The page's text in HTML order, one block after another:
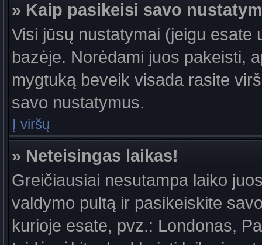
» Kaip pasikeisi savo
Visi jūsų nustatymai (jeigu
bazėje. Norėdami juos pakeisti,
mygtuką beveik visada rasite
savo nustatymus.
Į viršų
» Neteisingas laikas!
Greičiausiai nesutampa laiko
valdymo pultą ir pasikeiskite
kurioje esate, pvz.: Londonas,